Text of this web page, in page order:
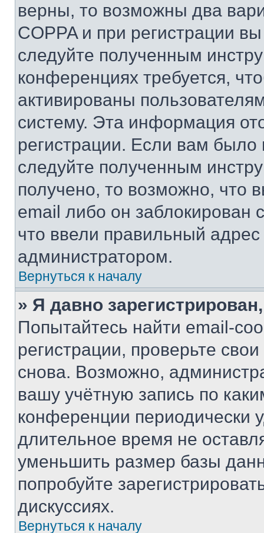
верны, то возможны два
COPPA и при регистрации
следуйте полученным
конференциях требуется,
активированы
систему. Эта информация
регистрации. Если вам
следуйте полученным
получено, то возможно, что
email либо он
что ввели правильный адрес
администратором.
Вернуться к началу
» Я давно
Попытайтесь найти email-
регистрации, проверьте
снова. Возможно,
вашу учётную запись по
конференции периодически
длительное время не
уменьшить размер базы
попробуйте
дискуссиях.
Вернуться к началу